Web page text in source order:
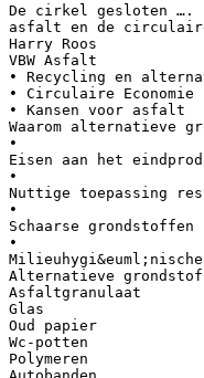
De cirkel gesloten ….
asfalt en de circulaire
Harry Roos
VBW Asfalt
• Recycling en
• Circulaire Economie
• Kansen voor asfalt
Waarom alternatieve
•
Eisen aan het
•
Nuttige toepassing
•
Schaarse grondstoffen
•
Alternatieve
Asfaltgranulaat
Glas
Oud papier
Wc-potten
Polymeren